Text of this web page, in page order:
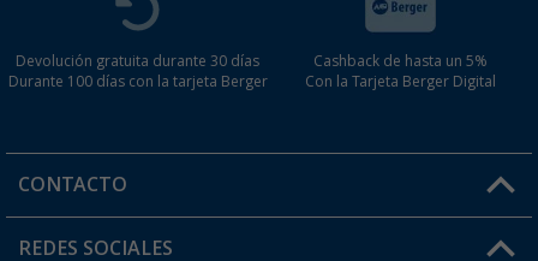
Devolución gratuita durante 30 días
Durante 100 días con la tarjeta Berger
Cashback de hasta un 5%
Con la Tarjeta Berger Digital
CONTACTO
Horario de atención al cliente:
REDES SOCIALES